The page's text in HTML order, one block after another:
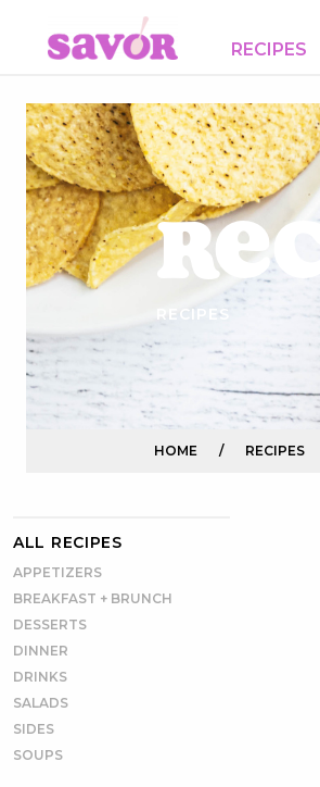
RECIPES
RECIPES
HOME / RECIPES
ALL RECIPES
APPETIZERS
BREAKFAST + BRUNCH
DESSERTS
DINNER
DRINKS
SALADS
SIDES
SOUPS